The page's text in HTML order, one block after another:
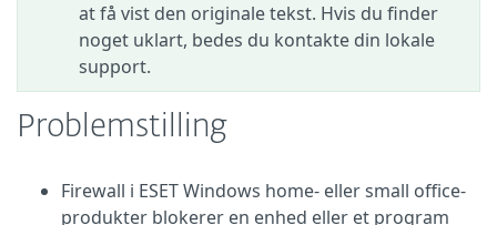
at få vist den originale tekst. Hvis du finder
noget uklart, bedes du kontakte din lokale
support.
Problemstilling
Firewall i ESET Windows home- eller small office-
produkter blokerer en enhed eller et program